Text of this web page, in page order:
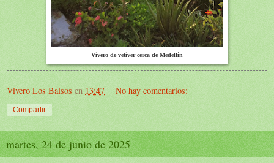
Vivero de vetiver cerca de Medellín
Vivero Los Balsos en 13:47 No hay comentarios:
Compartir
martes, 24 de junio de 2025